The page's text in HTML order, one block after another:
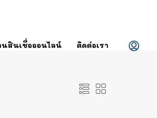
นสินเชื่อออนไลน์ ติดต่อเรา